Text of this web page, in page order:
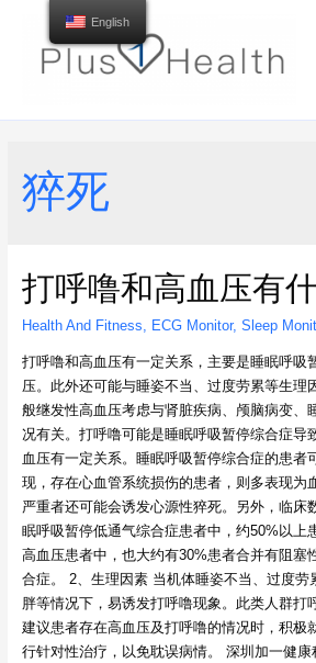
猝死
打呼噜和高血压有
Health And Fitness, ECG Monitor, Sleep
打呼噜和高血压有一定关系，主要是睡眠呼吸
压。此外还可能与睡姿不当、过度劳累等生理
般继发性高血压考虑与肾脏疾病、颅脑病变、
况有关。打呼噜可能是睡眠呼吸暂停综合症导
血压有一定关系。睡眠呼吸暂停综合症的患者
现，存在心血管系统损伤的患者，则多表现为
严重者还可能会诱发心源性猝死。另外，临床
眠呼吸暂停低通气综合症患者中，约50%以上
高血压患者中，也大约有30%患者合并有阻塞
合症。 2、生理因素 当机体睡姿不当、过度劳
胖等情况下，易诱发打呼噜现象。此类人群打
建议患者存在高血压及打呼噜的情况时，积极
行针对性治疗，以免耽误病情。 深圳加一健康
English